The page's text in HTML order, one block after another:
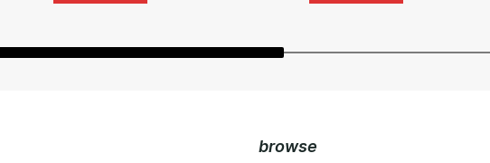
browse